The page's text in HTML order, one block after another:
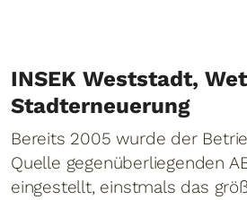
INSEK Weststadt,
Stadterneuerung
Bereits 2005 wurde der
Quelle gegenüberliegenden
eingestellt, einstmals das